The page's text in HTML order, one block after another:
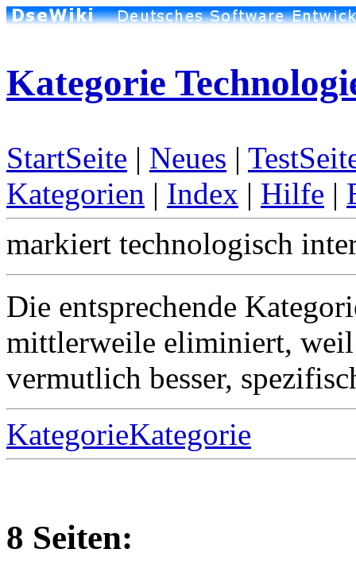
Kategorie
StartSeite | Neues |
Kategorien | Index | Hilfe |
markiert technologisch
Die entsprechende
mittlerweile eliminiert,
vermutlich besser,
KategorieKategorie
8 Seiten: